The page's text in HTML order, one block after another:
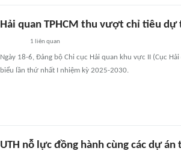
Hải quan TPHCM thu vượt chỉ tiêu
1 liên quan
Ngày 18-6, Đảng bộ Chi cục Hải quan khu vực II (Cục
biểu lần thứ nhất I nhiệm kỳ 2025-2030.
UTH nỗ lực đồng hành cùng các dự